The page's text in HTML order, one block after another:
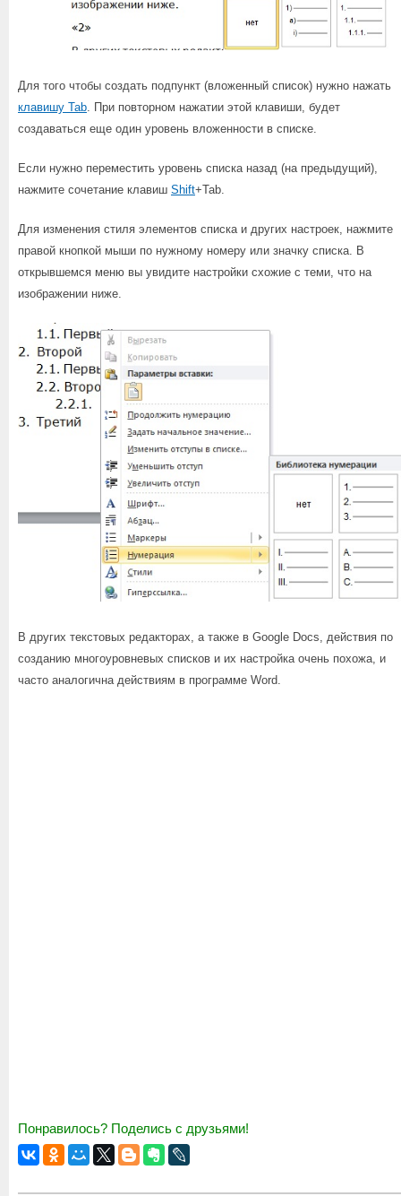
Для того чтобы создать подпункт (вложенный список) нужно нажать
клавишу Tab . При повторном нажатии этой клавиши, будет
создаваться еще один уровень вложенности в списке.
Если нужно переместить уровень списка назад (на предыдущий),
нажмите сочетание клавиш Shift+Tab.
Для изменения стиля элементов списка и других настроек, нажмите
правой кнопкой мыши по нужному номеру или значку списка. В
открывшемся меню вы увидите настройки схожие с теми, что на
изображении ниже.
В других текстовых редакторах, а также в Google Docs, действия по
созданию многоуровневых списков и их настройка очень похожа, и
часто аналогична действиям в программе Word.
Понравилось? Поделись с друзьями!